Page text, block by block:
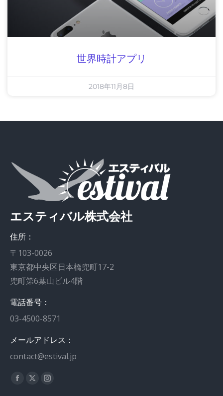
世界時計アプリ
2018年11月8日
エスティバル株式会社
住所：
〒103-0026
東京都中央区日本橋兜町17-2
兜町第6葉山ビル4階
電話番号：
03-4500-8571
メールアドレス：
contact@estival.jp
私達を見つけてください：